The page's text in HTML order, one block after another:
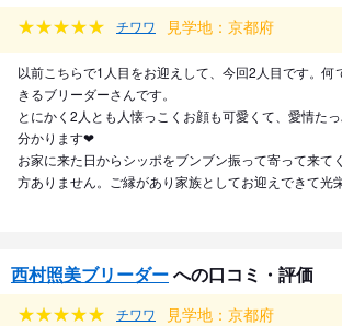
チワワ 見学地：京都府
以前こちらで1人目をお迎えして、今回2人目です。何
きるブリーダーさんです。
とにかく2人とも人懐っこくお顔も可愛くて、愛情た
分かります❤︎
お家に来た日からシッポをブンブン振って寄って来て
方ありません。ご縁があり家族としてお迎えできて光
西村照美ブリーダーへの口コミ・評価
チワワ 見学地：京都府